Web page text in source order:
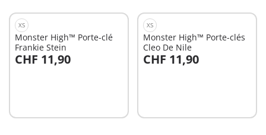
XS
Monster High™ Porte-clé
Frankie Stein
CHF 11,90
Au panier
XS
Monster High™ Porte-clés
Cleo De Nile
CHF 11,90
Au panier